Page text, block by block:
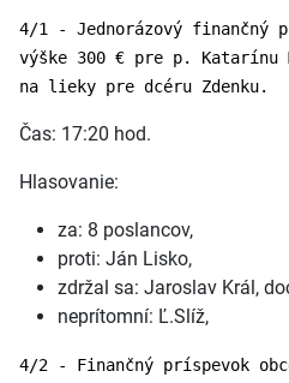
4/1 - Jednorázový finančný
výške 300 € pre p. Katarínu
na lieky pre dcéru Zdenku.
Čas: 17:20 hod.
Hlasovanie:
za: 8 poslancov,
proti: Ján Lisko,
zdržal sa: Jaroslav Král,
neprítomní: Ľ.Slíž,
4/2 - Finančný príspevok